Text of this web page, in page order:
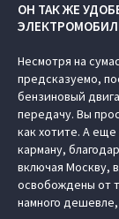
ОН ТАК ЖЕ
Несмотря на
предсказуемо,
бензиновый
передачу. Вы
как хотите. А
карману,
включая Москву,
освобождены от
намного